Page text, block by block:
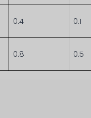
0.4 0.1
0.8 0.5